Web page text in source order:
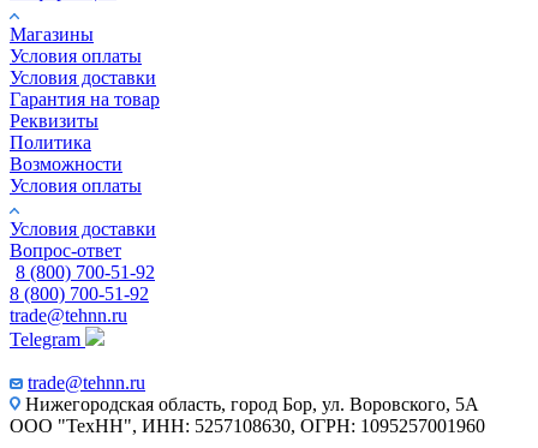
Магазины
Условия оплаты
Условия доставки
Гарантия на товар
Реквизиты
Политика
Возможности
Условия оплаты
Условия доставки
Вопрос-ответ
8 (800) 700-51-92
8 (800) 700-51-92
trade@tehnn.ru
Telegram
trade@tehnn.ru
Нижегородская область, город Бор, ул. Воровского, 5А
ООО "ТехНН", ИНН: 5257108630, ОГРН: 1095257001960